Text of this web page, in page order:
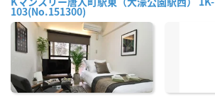
103(No.151300)